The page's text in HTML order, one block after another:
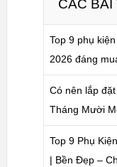
CÁC BÀI
Top 9 phụ
2026 đáng
Có nên lắp
Tháng Mười
Top 9 Phụ
| Bền Đẹp –